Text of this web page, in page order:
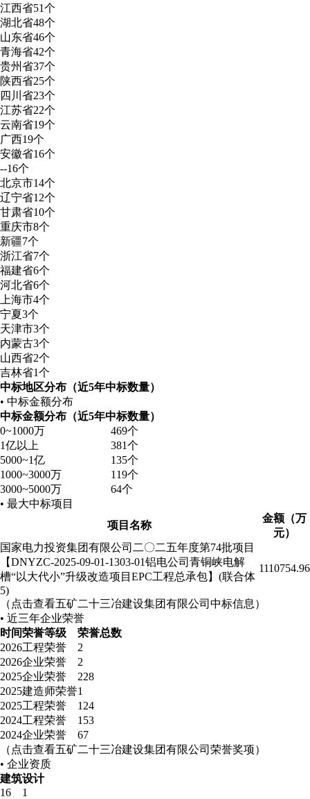
江西省51个
湖北省48个
山东省46个
青海省42个
贵州省37个
陕西省25个
四川省23个
江苏省22个
云南省19个
广西19个
安徽省16个
--16个
北京市14个
辽宁省12个
甘肃省10个
重庆市8个
新疆7个
浙江省7个
福建省6个
河北省6个
上海市4个
宁夏3个
天津市3个
内蒙古3个
山西省2个
吉林省1个
中标地区分布（近5年中标数量）
• 中标金额分布
中标金额分布（近5年中标数量）
0~1000万
469个
1亿以上
381个
5000~1亿
135个
1000~3000万
119个
3000~5000万
64个
• 最大中标项目
项目名称
金额（万
元）
国家电力投资集团有限公司二〇二五年度第74批项目
【DNYZC-2025-09-01-1303-01铝电公司青铜峡电解
槽“以大代小”升级改造项目EPC工程总承包】(联合体
5)
1110754.96
（点击查看五矿二十三冶建设集团有限公司中标信息）
• 近三年企业荣誉
时间荣誉等级
荣誉总数
2026工程荣誉
2
2026企业荣誉
2
2025企业荣誉
228
2025建造师荣誉1
2025工程荣誉
124
2024工程荣誉
153
2024企业荣誉
67
（点击查看五矿二十三冶建设集团有限公司荣誉奖项）
• 企业资质
建筑设计
16
1